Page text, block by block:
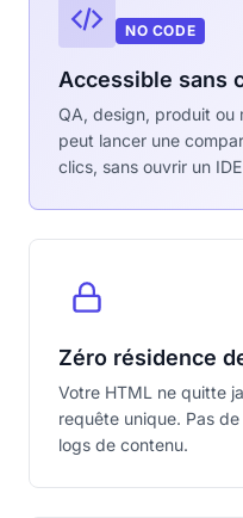
NO CODE
Accessible sans
QA, design, produit ou
peut lancer une
clics, sans ouvrir un
Zéro résidence
Votre HTML ne quitte
requête unique. Pas
logs de contenu.